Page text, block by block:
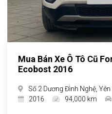
Mua Bán Xe Ô Tô Cũ
Ecobost 2016
Số 2 Dương Đình Nghệ,
2016
94,000 km